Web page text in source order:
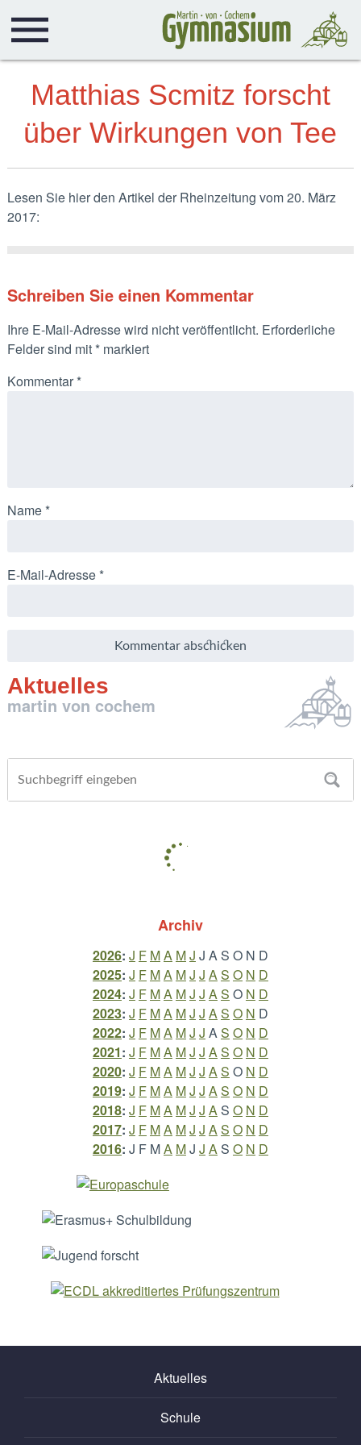
Matthias Scmitz forscht
über Wirkungen von Tee
Lesen Sie hier den Artikel der Rheinzeitung vom 20. März
2017:
Schreiben Sie einen Kommentar
Ihre E-Mail-Adresse wird nicht veröffentlicht. Erforderliche
Felder sind mit *markiert
Kommentar *
Name *
E-Mail-Adresse *
Aktuelles
martin von cochem
Archiv
2026: J F MA MJ J AS O N D
2025: J F MA MJ J AS O N D
2024: J F MA MJ J AS O N D
2023: J F MA MJ J AS O N D
2022: J F MA MJ J AS O N D
2021: J F MA MJ J AS O N D
2020: J F MA MJ J AS O N D
2019: J F MA MJ J AS O N D
2018: J F MA MJ J AS O N D
2017: J F MA MJ J AS O N D
2016: J F MA MJ J AS O N D
Aktuelles
Schule